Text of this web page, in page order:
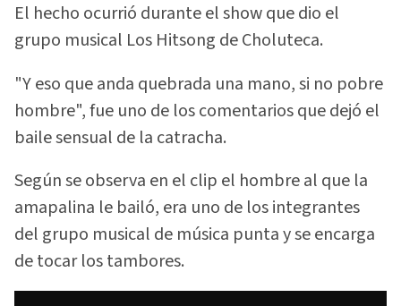
El hecho ocurrió durante el show que dio el
grupo musical Los Hitsong de Choluteca.
"Y eso que anda quebrada una mano, si no pobre
hombre", fue uno de los comentarios que dejó el
baile sensual de la catracha.
Según se observa en el clip el hombre al que la
amapalina le bailó, era uno de los integrantes
del grupo musical de música punta y se encarga
de tocar los tambores.